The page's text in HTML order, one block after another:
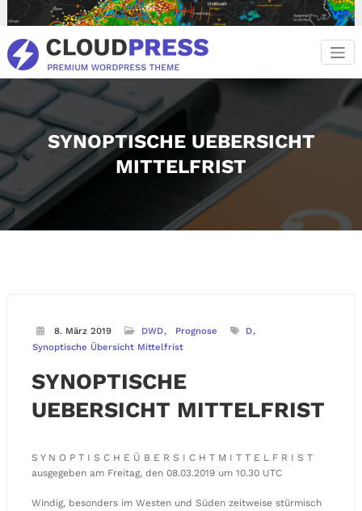
Inhalt
springen
SYNOPTISCHE UEBERSICHT
MITTELFRIST
8. März 2019 DWD Prognose
D
Synoptische Übersicht Mittelfrist
SYNOPTISCHE
UEBERSICHT MITTELFRIST
S Y N O P T I S C H E Ü B E R S I C H T M I T T E L F R I S T
ausgegeben am Freitag, den 08.03.2019 um 10.30 UTC
Windig, besonders im Westen und Süden zeitweise stürmisch